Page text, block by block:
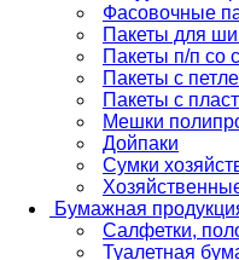
Фасовочные
Пакеты для
Пакеты п/п со
Пакеты с
Пакеты с
Мешки
Дойпаки
Сумки
Бумажная
Салфетки,
Туалетная